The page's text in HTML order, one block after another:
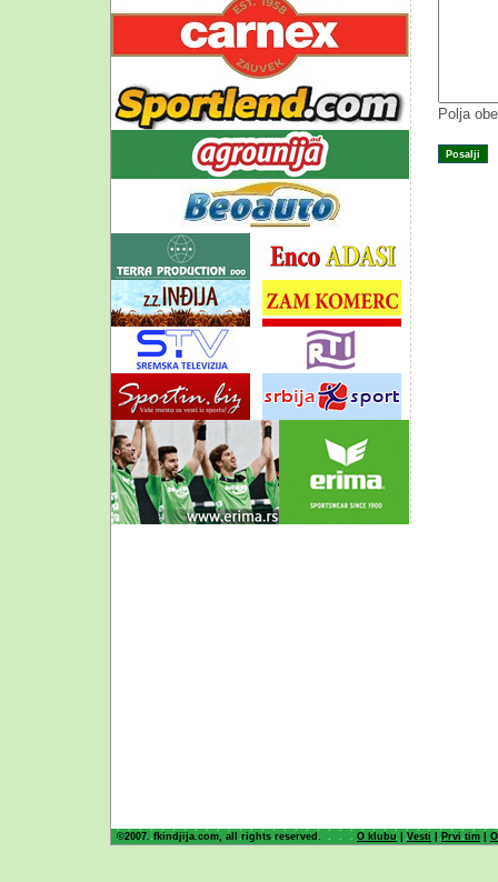
Polja
©2007. fkindjija.com, all rights reserved. O klubu |Vesti | Prvi tim |